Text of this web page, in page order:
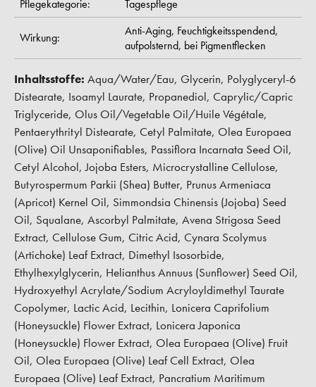
Pflegekategorie: Tagespflege
Wirkung: Anti-Aging, Feuchtigkeitsspendend,
aufpolsternd, bei Pigmentflecken
Inhaltsstoffe: Aqua/Water/Eau, Glycerin, Polyglyceryl-6
Distearate, Isoamyl Laurate, Propanediol, Caprylic/Capric
Triglyceride, Olus Oil/Vegetable Oil/Huile Végétale,
Pentaerythrityl Distearate, Cetyl Palmitate, Olea Europaea
(Olive) Oil Unsaponifiables, Passiflora Incarnata Seed Oil,
Cetyl Alcohol, Jojoba Esters, Microcrystalline Cellulose,
Butyrospermum Parkii (Shea) Butter, Prunus Armeniaca
(Apricot) Kernel Oil, Simmondsia Chinensis (Jojoba) Seed
Oil, Squalane, Ascorbyl Palmitate, Avena Strigosa Seed
Extract, Cellulose Gum, Citric Acid, Cynara Scolymus
(Artichoke) Leaf Extract, Dimethyl Isosorbide,
Ethylhexylglycerin, Helianthus Annuus (Sunflower) Seed Oil,
Hydroxyethyl Acrylate/Sodium Acryloyldimethyl Taurate
Copolymer, Lactic Acid, Lecithin, Lonicera Caprifolium
(Honeysuckle) Flower Extract, Lonicera Japonica
(Honeysuckle) Flower Extract, Olea Europaea (Olive) Fruit
Oil, Olea Europaea (Olive) Leaf Cell Extract, Olea
Europaea (Olive) Leaf Extract, Pancratium Maritimum